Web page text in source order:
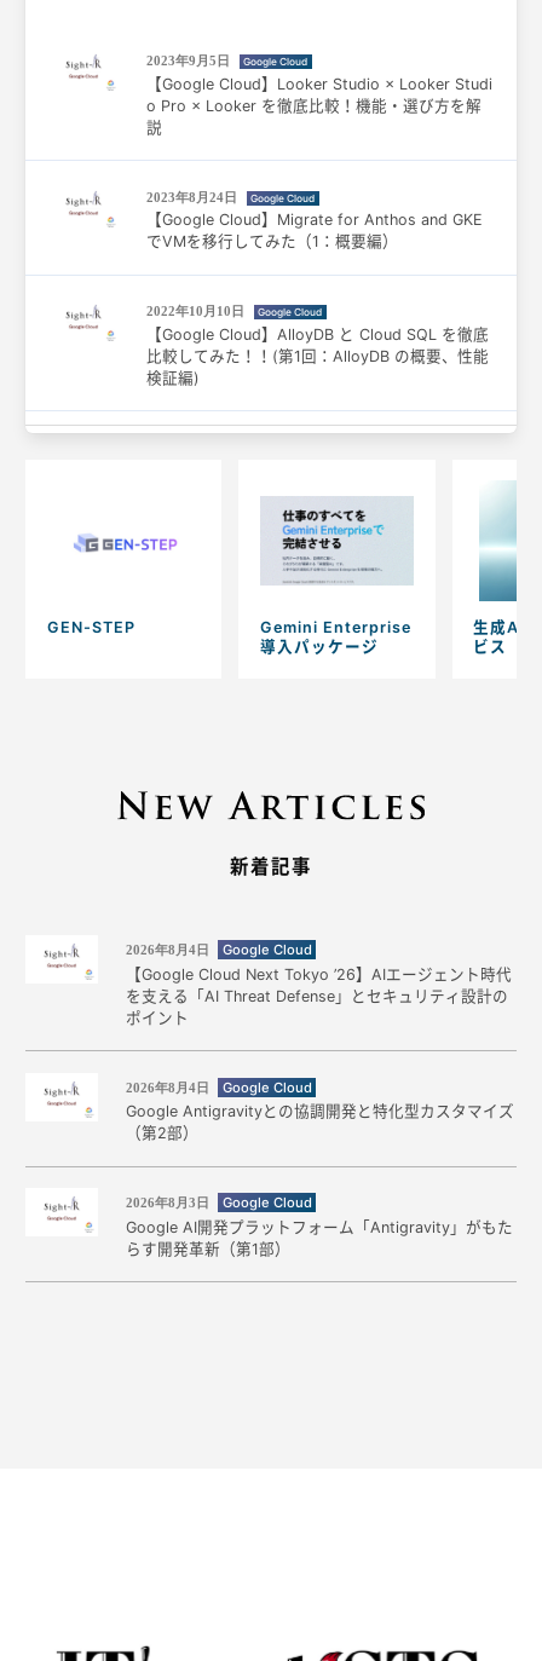
2023年9月5日 Google Cloud
【Google Cloud】Looker Studio × Looker Studi
o Pro × Looker を徹底比較！機能・選び方を解
説
2023年8月24日 Google Cloud
【Google Cloud】Migrate for Anthos and GKE
でVMを移行してみた（1：概要編）
2022年10月10日 Google Cloud
【Google Cloud】AlloyDB と Cloud SQL を徹底
比較してみた！！(第1回：AlloyDB の概要、性能
検証編)
GEN-STEP
Gemini Enterprise
導入パッケージ
生成AI
ビス
新着記事
2026年8月4日 Google Cloud
【Google Cloud Next Tokyo ’26】AIエージェント時代
を支える「AI Threat Defense」とセキュリティ設計の
ポイント
2026年8月4日 Google Cloud
Google Antigravityとの協調開発と特化型カスタマイズ
（第2部）
2026年8月3日 Google Cloud
Google AI開発プラットフォーム「Antigravity」がもた
らす開発革新（第1部）